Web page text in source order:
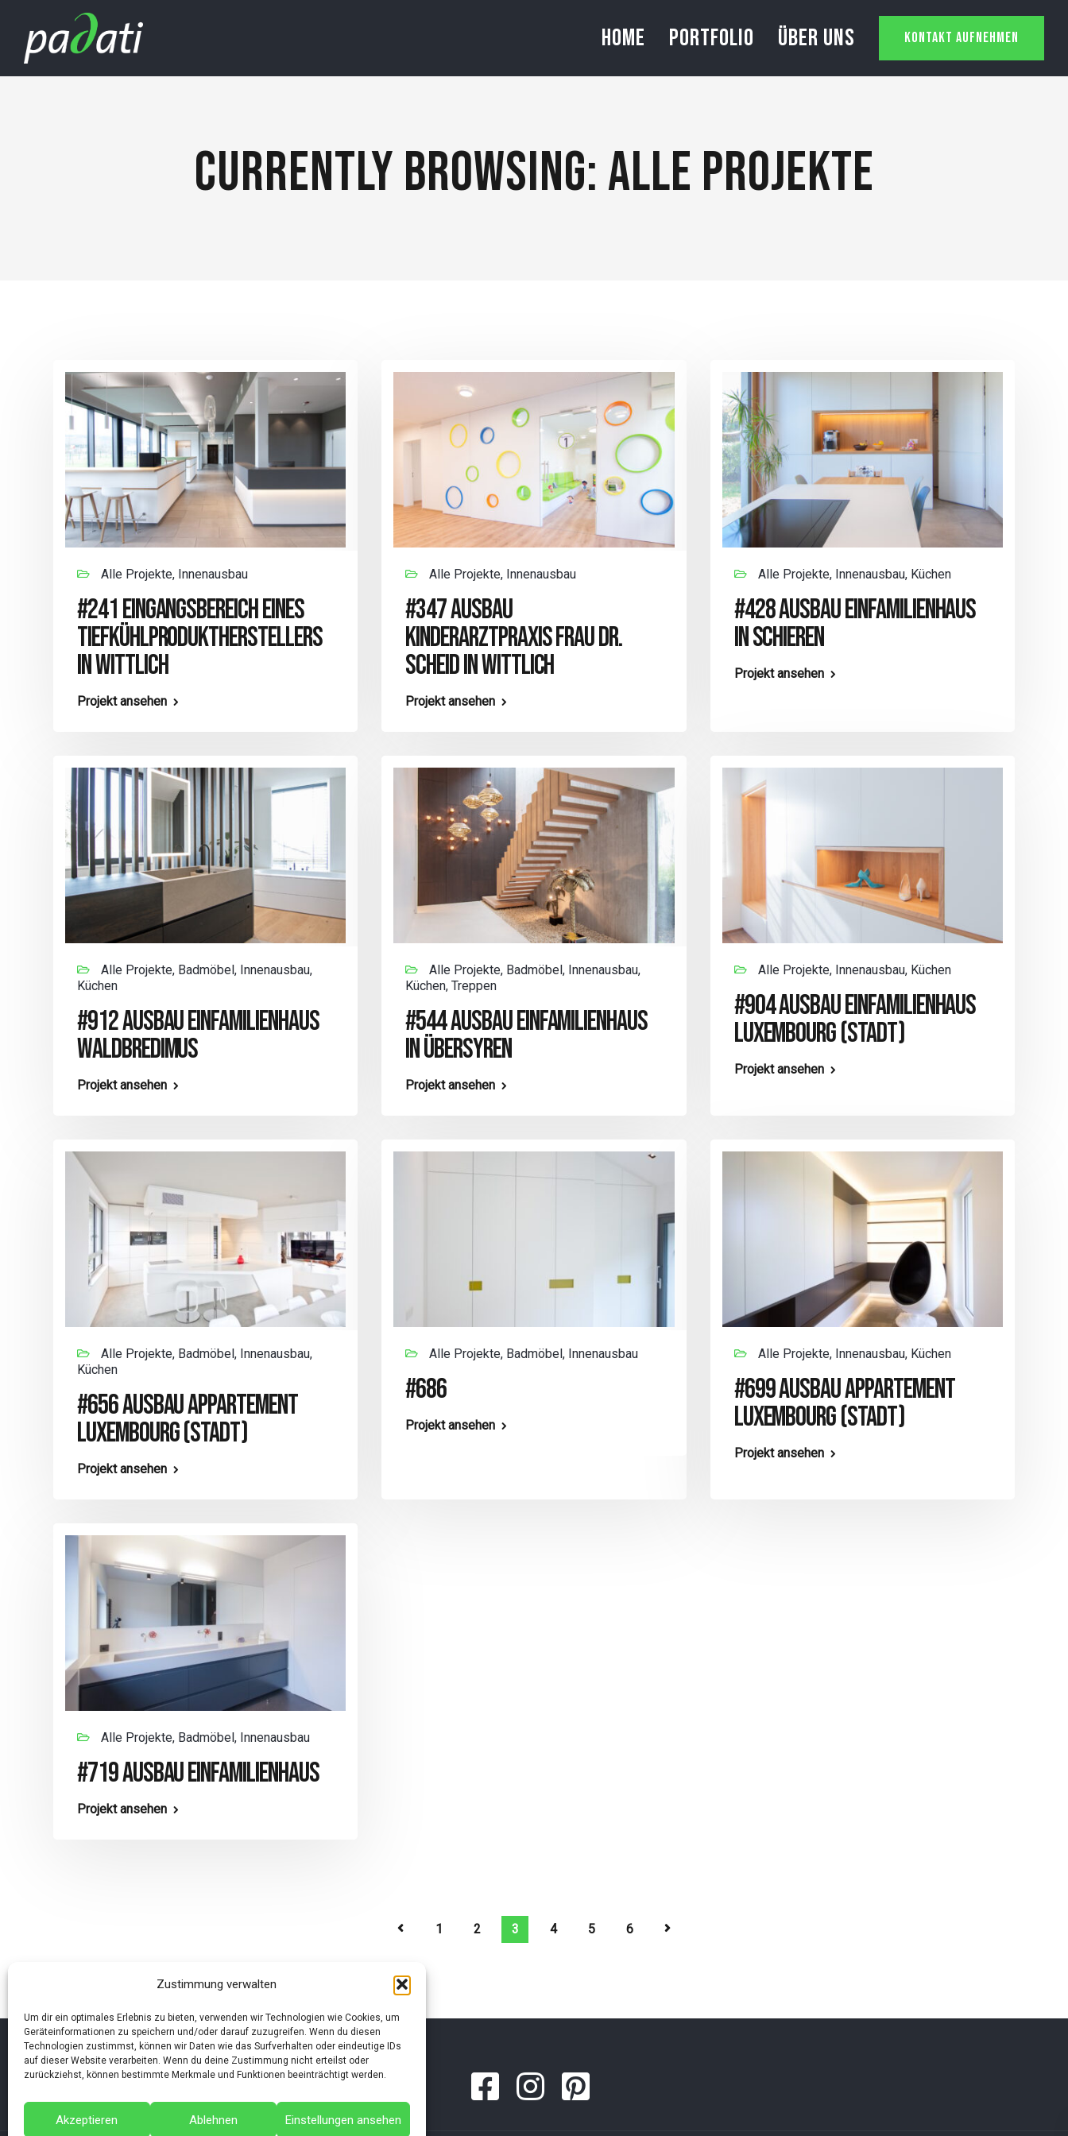
Zustimmung verwalten
Um dir ein optimales Erlebnis zu bieten, verwenden wir Technologien wie Cookies, um
Geräteinformationen zu speichern und/oder darauf zuzugreifen. Wenn du diesen
Technologien zustimmst, können wir Daten wie das Surfverhalten oder eindeutige IDs
auf dieser Website verarbeiten. Wenn du deine Zustimmung nicht erteilst oder
zurückziehst, können bestimmte Merkmale und Funktionen beeinträchtigt werden.
Akzeptieren Ablehnen Einstellungen ansehen
HOME PORTFOLIO ÜBER UNS KONTAKT AUFNEHMEN
CURRENTLY BROWSING: ALLE PROJEKTE
Alle Projekte, Innenausbau
#241 EINGANGSBEREICH EINES
TIEFKÜHLPRODUKTHERSTELLERS
IN WITTLICH
Projekt ansehen
Alle Projekte, Innenausbau
#347 AUSBAU
KINDERARZTPRAXIS FRAU DR.
SCHEID IN WITTLICH
Projekt ansehen
Alle Projekte, Innenausbau, Küchen
#428 AUSBAU EINFAMILIENHAUS
IN SCHIEREN
Projekt ansehen
Alle Projekte, Badmöbel, Innenausbau,
Küchen
#912 AUSBAU EINFAMILIENHAUS
WALDBREDIMUS
Projekt ansehen
Alle Projekte, Badmöbel, Innenausbau,
Küchen, Treppen
#544 AUSBAU EINFAMILIENHAUS
IN ÜBERSYREN
Projekt ansehen
Alle Projekte, Innenausbau, Küchen
#904 AUSBAU EINFAMILIENHAUS
LUXEMBOURG (STADT)
Projekt ansehen
Alle Projekte, Badmöbel, Innenausbau,
Küchen
#656 AUSBAU APPARTEMENT
LUXEMBOURG (STADT)
Projekt ansehen
Alle Projekte, Badmöbel, Innenausbau
#686
Projekt ansehen
Alle Projekte, Innenausbau, Küchen
#699 AUSBAU APPARTEMENT
LUXEMBOURG (STADT)
Projekt ansehen
Alle Projekte, Badmöbel, Innenausbau
#719 AUSBAU EINFAMILIENHAUS
Projekt ansehen
1 2 3 4 5 6